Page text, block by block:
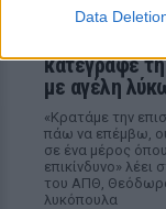
Data
κατέγραφε
με αγέλη
«Κρατάμε την
πάω να επέμβω,
σε ένα μέρος
επικίνδυνο»
του ΑΠΘ,
λυκόπουλα